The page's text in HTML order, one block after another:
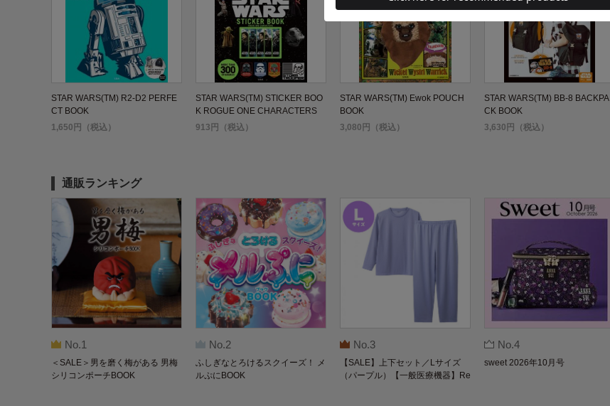
STAR WARS(TM) R2-D2 PERFE
CT BOOK
1,650円（税込）
STAR WARS(TM) STICKER BOO
K ROGUE ONE CHARACTERS
913円（税込）
STAR WARS(TM) Ewok POUCH
BOOK
3,080円（税込）
STAR WARS(TM) BB-8 BACKPA
CK BOOK
3,630円（税込）
通販ランキング
No.1
＜SALE＞男を磨く梅がある 男梅
シリコンポーチBOOK
No.2
ふしぎなとろけるスクイーズ！ メ
ルぷにBOOK
No.3
【SALE】上下セット／Lサイズ
（パープル）【一般医療機器】Re
No.4
sweet 2026年10月号